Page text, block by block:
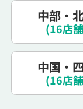
中部・
(16店
中国・
(16店